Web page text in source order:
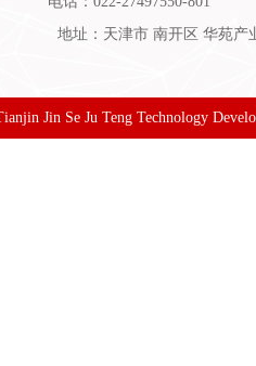
地址：天津市 南开区 华苑产
Jin Se Ju Teng Technology